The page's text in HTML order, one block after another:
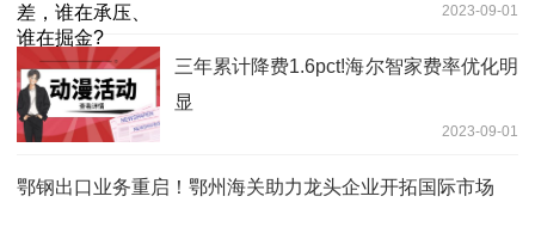
2023-09-01
三年累计降费1.6pct!海尔智家费率优化明
显
2023-09-01
鄂钢出口业务重启！鄂州海关助力龙头企业开拓国际市场